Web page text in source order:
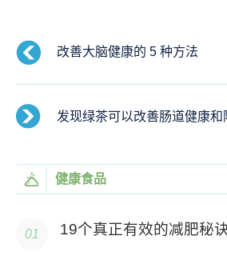
改善大脑健康的 5 种方法
发现绿茶可以改善肠道健康和
健康食品
19个真正有效的减肥秘